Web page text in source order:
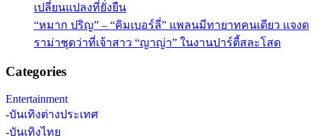
เปลี่ยนแปลงที่ยั่งยืน
“หมาก ปริญ” – “คิมเบอร์ลี่” แพลนมีทายาทคนเดียว แจงด
ราม่าชุดว่าที่เจ้าสาว “ญาญ่า” ในงานปาร์ตี้สละโสด
Categories
Entertainment
-บันเทิงต่างประเทศ
-บันเทิงไทย